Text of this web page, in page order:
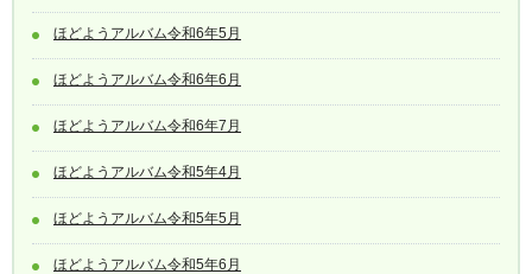
ほどようアルバム令和6年5月
ほどようアルバム令和6年6月
ほどようアルバム令和6年7月
ほどようアルバム令和5年4月
ほどようアルバム令和5年5月
ほどようアルバム令和5年6月